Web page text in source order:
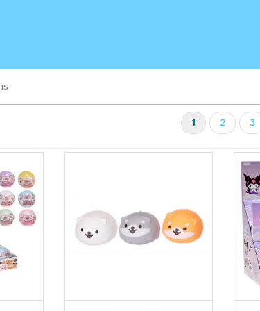
1 2 3